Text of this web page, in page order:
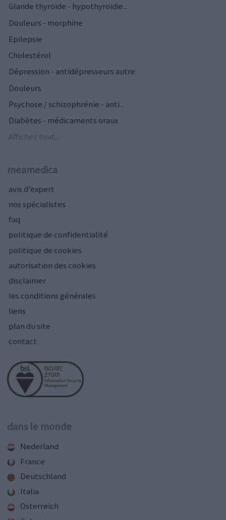
Glande thyroïde - hypothyroïdie...
Douleurs - morphine
Epilepsie
Cholestérol
Dépression - antidépresseurs autre
Douleurs
Psychose / schizophrénie - anti...
Diabètes - médicaments oraux
Affichez tout...
meamedica
avis d’expert
nos spécialistes
faq
politique de confidentialité
politique de cookies
autorisation des cookies
disclaimer
les conditions générales
liens
plan du site
contact
dans le monde
Nederland
France
Deutschland
Italia
Österreich